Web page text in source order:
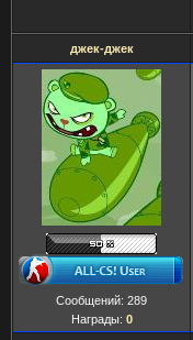
джек-джек
Сообщений: 289
Награды: 0